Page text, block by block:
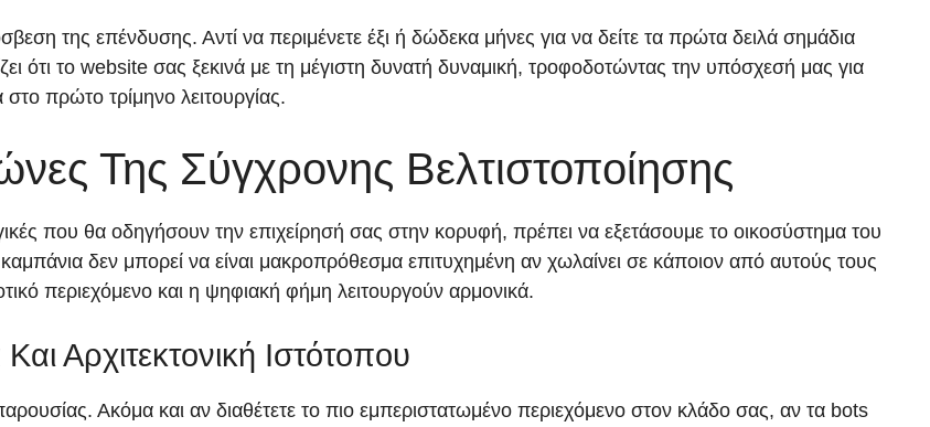
της επένδυσης. Αντί να περιμένετε έξι ή δώδεκα μήνες για να δείτε τα πρώτα δειλά σημάδια
ότι το website σας ξεκινά με τη μέγιστη δυνατή δυναμική, τροφοδοτώντας την υπόσχεσή μας για
πρώτο τρίμηνο λειτουργίας.
Της Σύγχρονης Βελτιστοποίησης
που θα οδηγήσουν την επιχείρησή σας στην κορυφή, πρέπει να εξετάσουμε το οικοσύστημα του
δεν μπορεί να είναι μακροπρόθεσμα επιτυχημένη αν χωλαίνει σε κάποιον από αυτούς τους
περιεχόμενο και η ψηφιακή φήμη λειτουργούν αρμονικά.
Αρχιτεκτονική Ιστότοπου
Ακόμα και αν διαθέτετε το πιο εμπεριστατωμένο περιεχόμενο στον κλάδο σας, αν τα bots